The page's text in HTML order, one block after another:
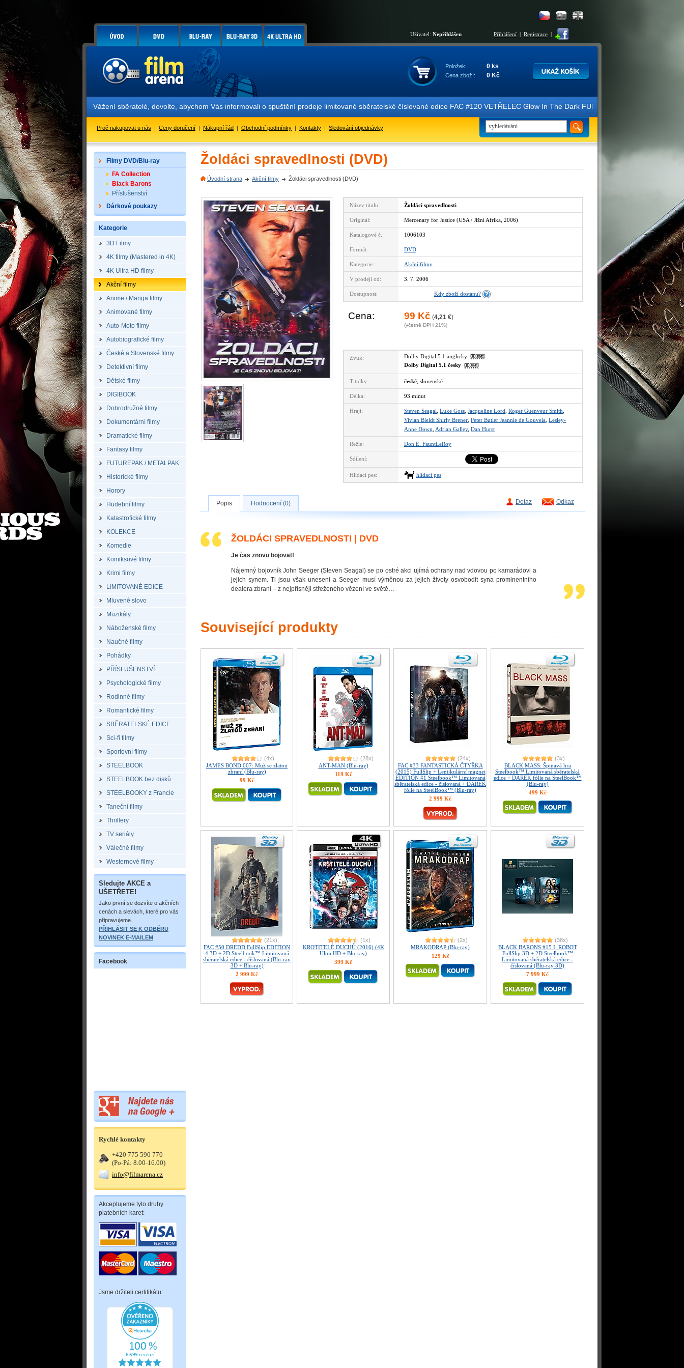
Uživatel: Nepřihlášen Přihlášení | Registrace |
Položek: 0 ks
Cena zboží: 0 Kč
Vážení sběratelé, dovolte, abychom Vás informovali o spuštění prodeje limitované sběratelské číslované edice FAC #120 VETŘELEC Glow In The Dark FULLSLIP XL EDITION #3 4K
Proč nakupovat u nás | Ceny doručení | Nákupní řád | Obchodní podmínky | Kontakty | Sledování objednávky
Filmy DVD/Blu-ray
FA Collection
Black Barons
Příslušenství
Dárkové poukazy
Kategorie
3D Filmy
4K filmy (Mastered in 4K)
4K Ultra HD filmy
Akční filmy
Anime / Manga filmy
Animované filmy
Auto-Moto filmy
Autobiografické filmy
České a Slovenské filmy
Detektivní filmy
Dětské filmy
DIGIBOOK
Dobrodružné filmy
Dokumentární filmy
Dramatické filmy
Fantasy filmy
FUTUREPAK / METALPAK
Historické filmy
Horory
Hudební filmy
Katastrofické filmy
KOLEKCE
Komedie
Komiksové filmy
Krimi filmy
LIMITOVANÉ EDICE
Mluvené slovo
Muzikály
Náboženské filmy
Naučné filmy
Pohádky
PŘÍSLUŠENSTVÍ
Psychologické filmy
Rodinné filmy
Romantické filmy
SBĚRATELSKÉ EDICE
Sci-fi filmy
Sportovní filmy
STEELBOOK
STEELBOOK bez disků
STEELBOOKY z Francie
Taneční filmy
Thrillery
TV seriály
Válečné filmy
Westernové filmy
Sledujte AKCE a
UŠETŘETE!
Jako první se dozvíte o akčních
cenách a slevách, které pro vás
připravujeme.
PŘIHLÁSIT SE K ODBĚRU
NOVINEK E-MAILEM
Facebook
Rychlé kontakty
+420 775 590 770
(Po-Pá: 8.00-16.00)
info@filmarena.cz
Akceptujeme tyto druhy
platebních karet:
Jsme držiteli certifikátu:
Žoldáci spravedlnosti (DVD)
Úvodní strana Akční filmy Žoldáci spravedlnosti (DVD)
Název titulu: Žoldáci spravedlnosti
Originál: Mercenary for Justice (USA / Jižní Afrika, 2006)
Katalogové č.: 1006103
Formát: DVD
Kategorie: Akční filmy
V prodeji od: 3. 7. 2006
Dostupnost: Kdy zboží dostanu?
Cena: 99 Kč (4,21 €)
(včetně DPH 21%)
Zvuk:
Dolby Digital 5.1 anglicky
Dolby Digital 5.1 česky
Titulky: české , slovenské
Délka: 93 minut
Hrají: Steven Seagal Luke Goss Jacqueline Lord Roger Guenveur Smith
Vivian Bieldt Shirly Brener Peter Butler Jeannie de Gouveia Lesley-
Anne Down Adrian Galley, Dan Hurst
Režie: Don E. FauntLeRoy
Sdílení:
Hlídací pes: hlídací pes
Dotaz Odkaz
Popis Hodnocení (0)
ŽOLDÁCI SPRAVEDLNOSTI | DVD
Je čas znovu bojovat!
Nájemný bojovník John Seeger (Steven Seagal) se po ostré akci ujímá ochrany nad vdovou po kamarádovi a
jejich synem. Ti jsou však uneseni a Seeger musí výměnou za jejich životy osvobodit syna prominentního
dealera zbraní – z nejpřísněji střeženého vězení ve světě…
Související produkty
(4x)
JAMES BOND 007: Muž se zlatou
zbraní (Blu-ray)
99 Kč
(28x)
ANT-MAN (Blu-ray)
119 Kč
(24x)
FAC #33 FANTASTICKÁ ČTYŘKA
(2015) FullSlip + Lentikulární magnet
EDITION #1 Steelbook™ Limitovaná
sběratelská edice - číslovaná + DÁREK
fólie na SteelBook™ (Blu-ray)
2 999 Kč
(3x)
BLACK MASS: Špinavá hra
Steelbook™ Limitovaná sběratelská
edice + DÁREK fólie na SteelBook™
(Blu-ray)
499 Kč
(21x)
FAC #50 DREDD FullSlip EDITION
4 3D + 2D Steelbook™ Limitovaná
sběratelská edice - číslovaná (Blu-ray
3D + Blu-ray)
2 999 Kč
(1x)
KROTITELÉ DUCHŮ (2016) (4K
Ultra HD + Blu-ray)
399 Kč
(2x)
MRAKODRAP (Blu-ray)
129 Kč
(38x)
BLACK BARONS #15 I, ROBOT
FullSlip 3D + 2D Steelbook™
Limitovaná sběratelská edice -
číslovaná (Blu-ray 3D)
7 999 Kč